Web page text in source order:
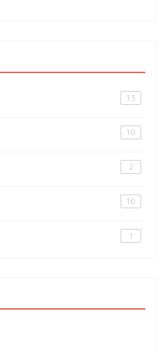
13
10
2
16
1